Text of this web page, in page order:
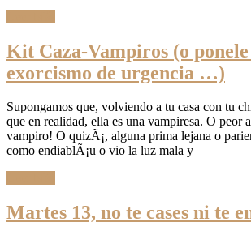
Kit Caza-Vampiros (o ponele
exorcismo de urgencia …)
Supongamos que, volviendo a tu casa con tu
que en realidad, ella es una vampiresa. O peor
vampiro! O quizÃ¡, alguna prima lejana o
como endiablÃ¡u o vio la luz mala y
Martes 13, no te cases ni te